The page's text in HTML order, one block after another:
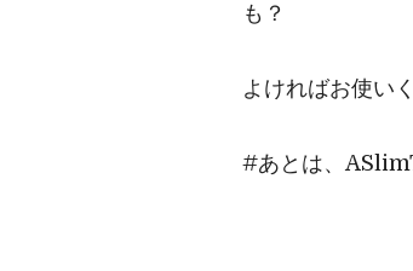
も？
よければお使い
#あとは、